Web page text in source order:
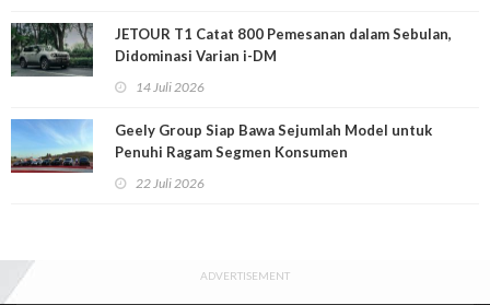
JETOUR T1 Catat 800 Pemesanan dalam Sebulan,
Didominasi Varian i-DM
14 Juli 2026
Geely Group Siap Bawa Sejumlah Model untuk
Penuhi Ragam Segmen Konsumen
22 Juli 2026
ADVERTISEMENT